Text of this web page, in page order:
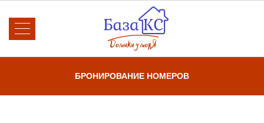
О базе отдыха Новости
БРОНИРОВАНИЕ НОМЕРОВ